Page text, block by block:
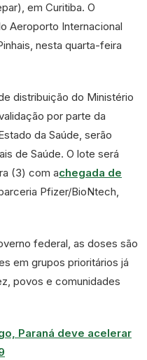
em Curitiba. O
Aeroporto Internacional
nesta quarta-feira
distribuição do Ministério
por parte da
da Saúde, serão
de Saúde. O lote será
(3) com achegada de
Pfizer/BioNtech,
federal, as doses são
em grupos prioritários já
povos e comunidades
Paraná deve acelerar